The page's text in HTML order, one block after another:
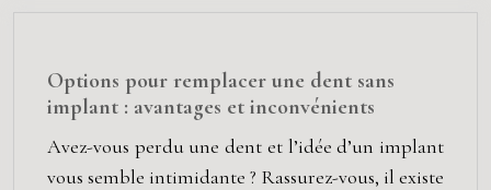
Options pour remplacer une dent sans
implant : avantages et inconvénients
Avez-vous perdu une dent et l’idée d’un implant
vous semble intimidante ? Rassurez-vous, il existe